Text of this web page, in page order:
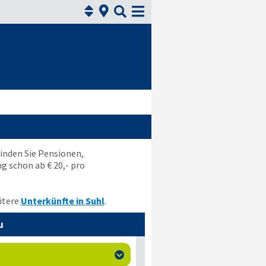
 

Sie Pensionen,
schon ab € 20,- pro
Unterkünfte in Suhl.
